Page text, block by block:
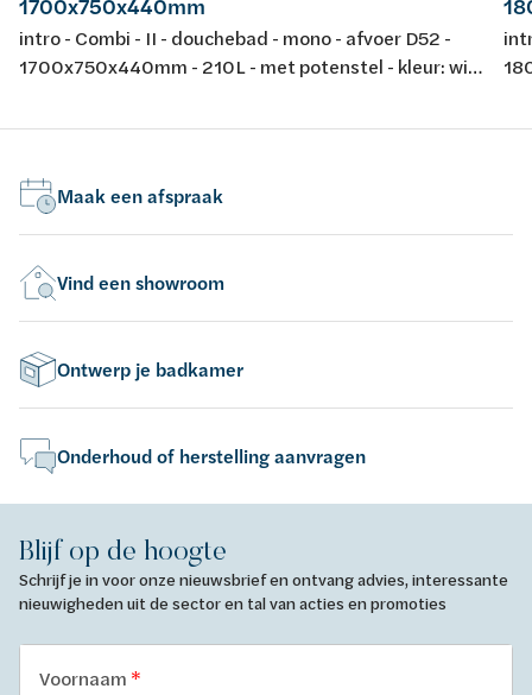
1700x750x440mm
intro - Combi - II - douchebad - mono - afvoer D52 -
1700x750x440mm - 210L - met potenstel - kleur: wit
14516: 2010
Maak een afspraak
Vind een showroom
Ontwerp je badkamer
Onderhoud of herstelling aanvragen
Blijf op de hoogte
Schrijf je in voor onze nieuwsbrief en ontvang advies, interessante
nieuwigheden uit de sector en tal van acties en promoties
Voornaam